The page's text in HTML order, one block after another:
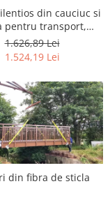
din cauciuc si
pentru transport,
infrastructura
1.626,89 Lei
1.524,19 Lei
din fibra de sticla